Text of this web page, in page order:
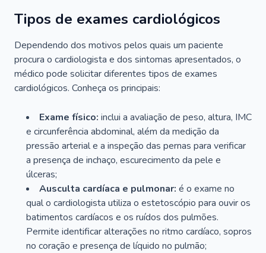
Tipos de exames cardiológicos
Dependendo dos motivos pelos quais um paciente
procura o cardiologista e dos sintomas apresentados, o
médico pode solicitar diferentes tipos de exames
cardiológicos. Conheça os principais:
Exame físico: inclui a avaliação de peso, altura, IMC
e circunferência abdominal, além da medição da
pressão arterial e a inspeção das pernas para verificar
a presença de inchaço, escurecimento da pele e
úlceras;
Ausculta cardíaca e pulmonar: é o exame no
qual o cardiologista utiliza o estetoscópio para ouvir os
batimentos cardíacos e os ruídos dos pulmões.
Permite identificar alterações no ritmo cardíaco, sopros
no coração e presença de líquido no pulmão;